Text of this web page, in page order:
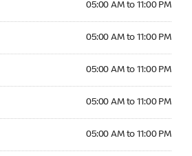
05:00 AM to 11:00 PM
05:00 AM to 11:00 PM
05:00 AM to 11:00 PM
05:00 AM to 11:00 PM
05:00 AM to 11:00 PM